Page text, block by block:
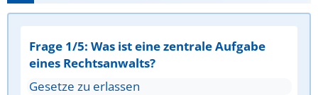
Frage 1/5: Was ist eine zentrale Aufgabe
eines Rechtsanwalts?
Gesetze zu erlassen